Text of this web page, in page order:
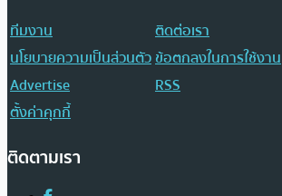
ทีมงาน
ติดต่อเรา
นโยบายความเป็นส่วนตัวข้อตกลงในการใช้งาน
Advertise
RSS
ตั้งค่าคุกกี้
ติดตามเรา